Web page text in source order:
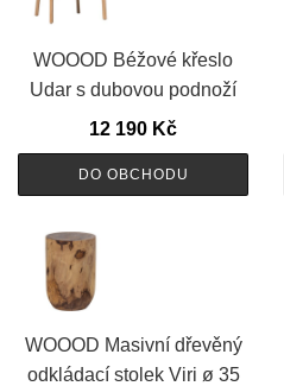
WOOOD Béžové křeslo
Udar s dubovou podnoží
12 190 Kč
DO OBCHODU
WOOOD Masivní dřevěný
odkládací stolek Viri ø 35